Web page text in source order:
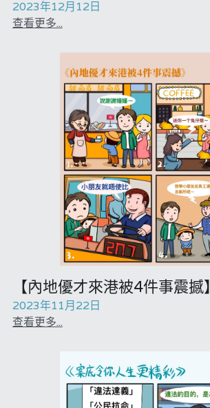
2023年12月12日
查看更多...
【內地優才來港被4件事震撼】
2023年11月22日
查看更多...